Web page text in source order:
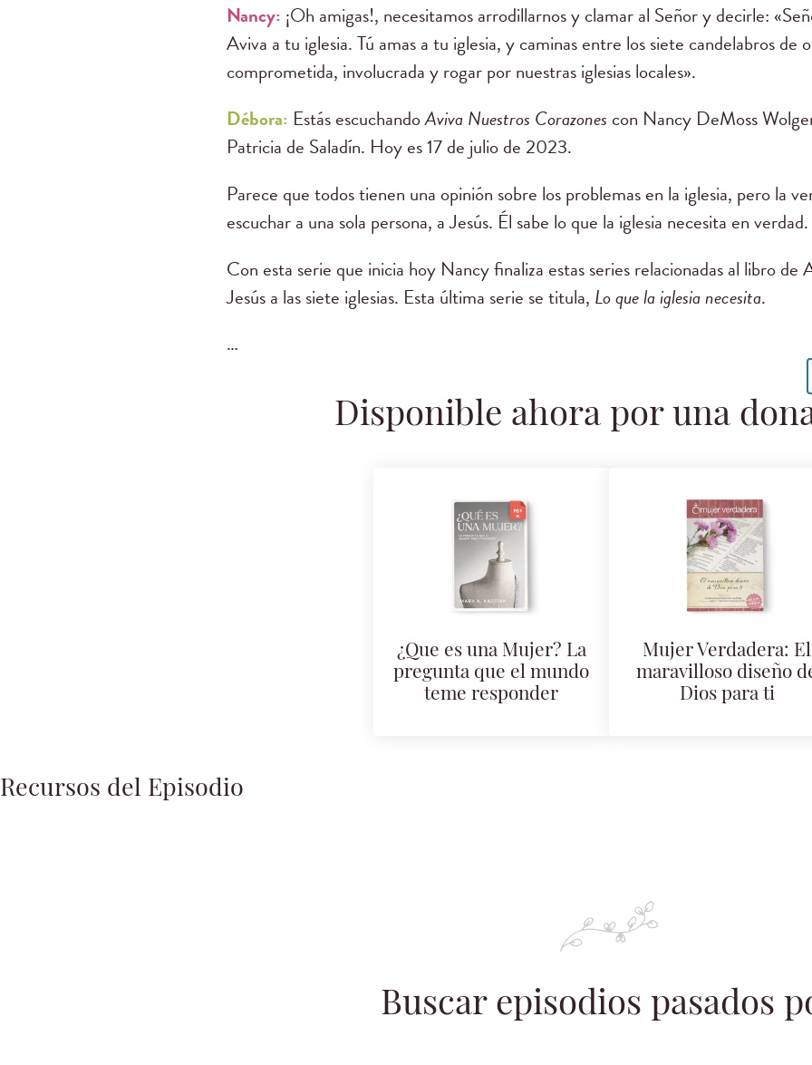
Nancy: ¡Oh amigas!, necesitamos arrodillarnos y clamar al Señor y decirle:
Aviva a tu iglesia. Tú amas a tu iglesia, y caminas entre los siete candelabros de
comprometida, involucrada y rogar por nuestras iglesias locales».
Débora: Estás escuchandoAviva Nuestros Corazones con Nancy DeMoss
Patricia de Saladín. Hoy es 17 de julio de 2023.
Parece que todos tienen una opinión sobre los problemas en la iglesia, pero la
escuchar a una sola persona, a Jesús. Él sabe lo que la iglesia necesita en verdad.
Con esta serie que inicia hoy Nancy finaliza estas series relacionadas al libro de
Jesús a las siete iglesias. Esta última serie se titula, Lo que la iglesia necesita.
…
Disponible ahora por una
¿Que es una Mujer? La
pregunta que el mundo
teme responder
Mujer Verdadera: El
maravilloso diseño
Dios para ti
Recursos del Episodio
Buscar episodios pasados